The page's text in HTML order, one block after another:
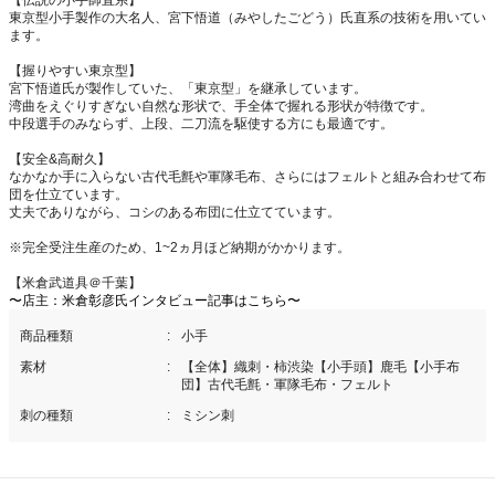
東京型小手製作の大名人、宮下悟道（みやしたごどう）氏直系の技術を用いてい
ます。
【握りやすい東京型】
宮下悟道氏が製作していた、「東京型」を継承しています。
湾曲をえぐりすぎない自然な形状で、手全体で握れる形状が特徴です。
中段選手のみならず、上段、二刀流を駆使する方にも最適です。
【安全&高耐久】
なかなか手に入らない古代毛氈や軍隊毛布、さらにはフェルトと組み合わせて布
団を仕立ています。
丈夫でありながら、コシのある布団に仕立てています。
※完全受注生産のため、1~2ヵ月ほど納期がかかります。
【米倉武道具＠千葉】
〜店主：米倉彰彦氏インタビュー記事はこちら〜
商品種類
小手
素材
【全体】織刺・柿渋染【小手頭】鹿毛【小手布
団】古代毛氈・軍隊毛布・フェルト
刺の種類
ミシン刺